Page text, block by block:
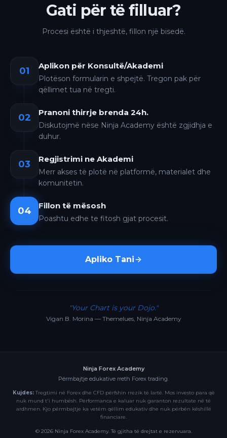
Gati për të filluar?
Procesi është i thjeshtë, fillon një bisedë.
01 Aplikon për Konsultë/Akademi
Plotëson formularin e shpejtë. Tregon pak për
qëllimet tua në tregti.
02 Pranoni thirrje brenda 24h.
Diskutojmë nëse Ninja Academy është zgjidhja e
duhur.
03 Regjistrimi ne Akademi
Merr akses të plotë në platformë, materialet dhe
komunitetin.
04 Fillon të mësosh
Poashtu edhe te fitosh gjat procesit.
Apliko Tani
"Your Chart is your Dojo."
Vigan B. Morina — Themelues, Ninja Academy
Ninja Forex Academy
Përmbajtje edukative rreth Forex trading.
Kujdes:Tregtimi në Forex dhe CFD përfshin rrezik të lartë. Mos investo para që
nuk mund t'i humbësh. Performanca e kaluar nuk garanton rezultate në të
ardhmen. Kjo përmbajtje ka vetëm qëllim edukativ dhe nuk përbën këshillë
financiare.
© 2026Ninja Forex Academy. Të gjitha të drejtat e rezervuara.